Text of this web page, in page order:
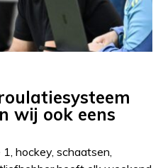
wij ook eens
hockey, schaatsen,